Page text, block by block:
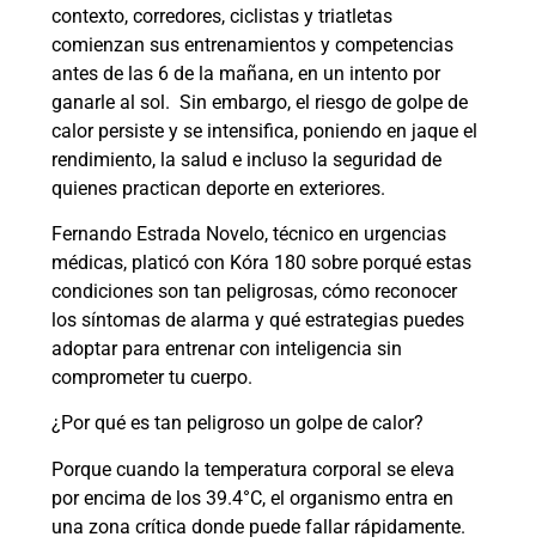
contexto, corredores, ciclistas y triatletas
comienzan sus entrenamientos y competencias
antes de las 6 de la mañana, en un intento por
ganarle al sol. Sin embargo, el riesgo de golpe de
calor persiste y se intensifica, poniendo en jaque el
rendimiento, la salud e incluso la seguridad de
quienes practican deporte en exteriores.
Fernando Estrada Novelo, técnico en urgencias
médicas, platicó con Kóra 180 sobre porqué estas
condiciones son tan peligrosas, cómo reconocer
los síntomas de alarma y qué estrategias puedes
adoptar para entrenar con inteligencia sin
comprometer tu cuerpo.
¿Por qué es tan peligroso un golpe de calor?
Porque cuando la temperatura corporal se eleva
por encima de los 39.4°C, el organismo entra en
una zona crítica donde puede fallar rápidamente.